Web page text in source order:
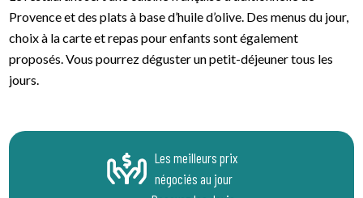
Provence et des plats à base d’huile d’olive. Des menus du jour,
choix à la carte et repas pour enfants sont également
proposés. Vous pourrez déguster un petit-déjeuner tous les
jours.
Les meilleurs prix
négociés au jour